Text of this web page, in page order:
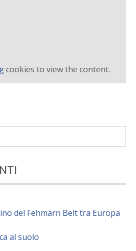
cookies to view the content.
del Fehmarn Belt tra Europa
al suolo